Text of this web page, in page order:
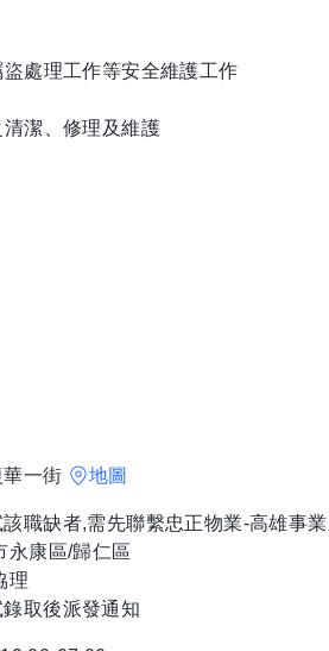
處理工作等安全維護工作
清潔、修理及維護
一街 地圖
職缺者,需先聯繫忠正物業-高雄事
永康區/歸仁區
理
錄取後派發通知